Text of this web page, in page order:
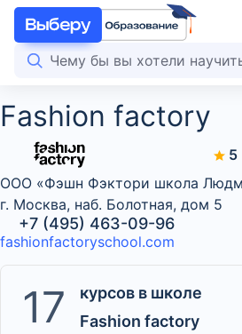
Fashion factory
+7 (495) 463-09-96
5
ООО «Фэшн Фэктори школа
г. Москва, наб. Болотная, дом 5
fashionfactoryschool.com
17
курсов в школе
Fashion factory